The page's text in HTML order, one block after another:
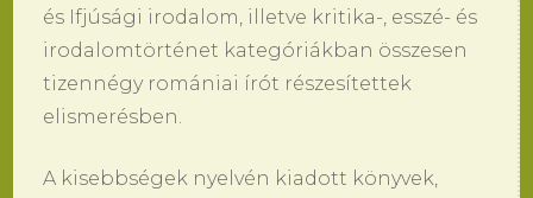
és Ifjúsági irodalom, illetve kritika-, esszé- és
irodalomtörténet kategóriákban összesen
tizennégy romániai írót részesítettek
elismerésben.
A kisebbségek nyelvén kiadott könyvek,